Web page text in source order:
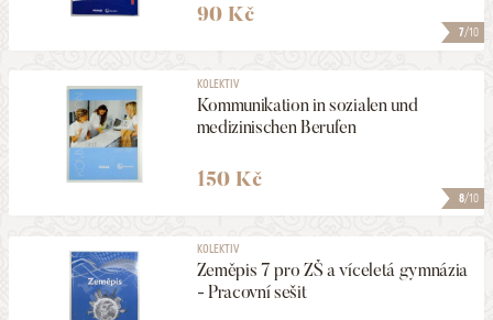
7/10
90 Kč
8/10
KOLEKTIV
Kommunikation in sozialen und
medizinischen Berufen
150 Kč
KOLEKTIV
Zeměpis 7 pro ZŠ a víceletá gymnázia
- Pracovní sešit